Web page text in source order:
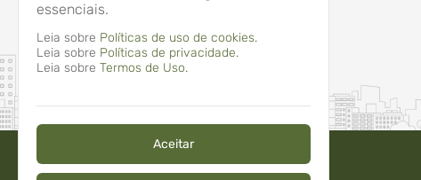
essenciais.
Leia sobre Políticas de uso de cookies.
Leia sobre Políticas de privacidade.
Leia sobre Termos de Uso.
Aceitar